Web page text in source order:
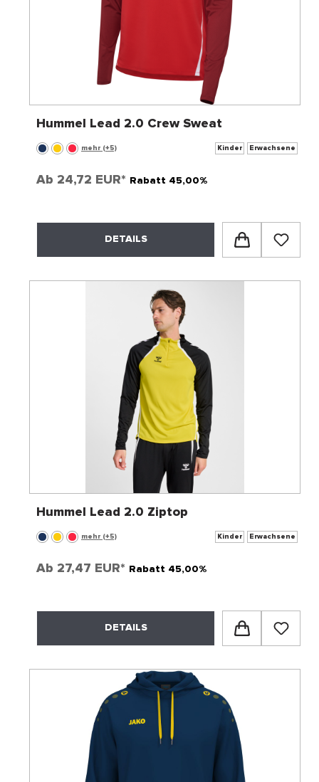
Hummel Lead 2.0 Crew Sweat
mehr (+5) Kinder Erwachsene
Ab 24,72 EUR* Rabatt 45,00%
DETAILS
Hummel Lead 2.0 Ziptop
mehr (+5) Kinder Erwachsene
Ab 27,47 EUR* Rabatt 45,00%
DETAILS